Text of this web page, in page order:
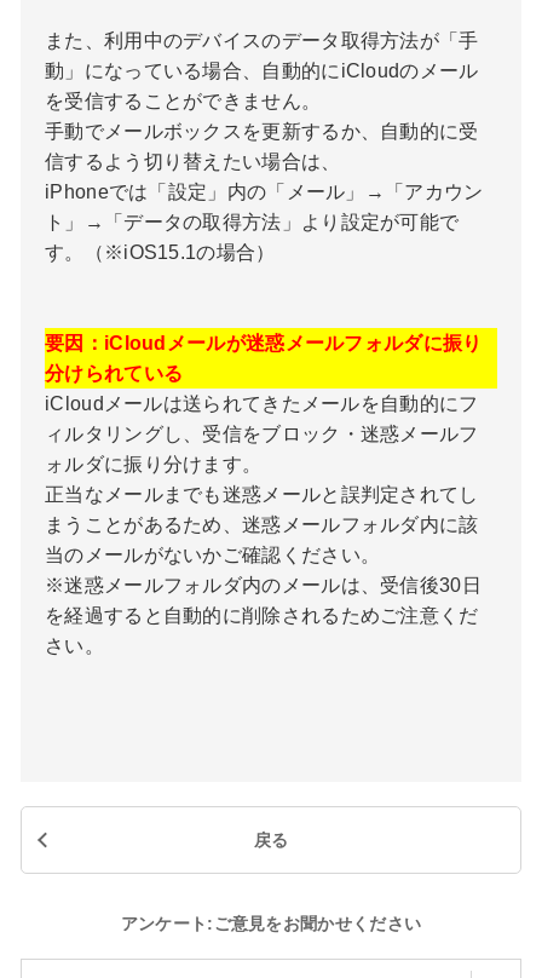
また、利用中のデバイスのデータ取得方法が「手
動」になっている場合、自動的にiCloudのメール
を受信することができません。
手動でメールボックスを更新するか、自動的に受
信するよう切り替えたい場合は、
iPhoneでは「設定」内の「メール」→「アカウン
ト」→「データの取得方法」より設定が可能で
す。（※iOS15.1の場合）
要因：iCloudメールが迷惑メールフォルダに振り
分けられている
iCloudメールは送られてきたメールを自動的にフ
ィルタリングし、受信をブロック・迷惑メールフ
ォルダに振り分けます。
正当なメールまでも迷惑メールと誤判定されてし
まうことがあるため、迷惑メールフォルダ内に該
当のメールがないかご確認ください。
※迷惑メールフォルダ内のメールは、受信後30日
を経過すると自動的に削除されるためご注意くだ
さい。
戻る
アンケート:ご意見をお聞かせください